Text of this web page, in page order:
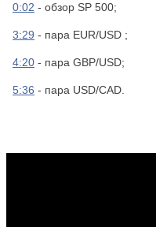
0:02 - обзор SP 500;
3:29 - пара EUR/USD ;
4:20 - пара GBP/USD;
5:36 - пара USD/CAD.